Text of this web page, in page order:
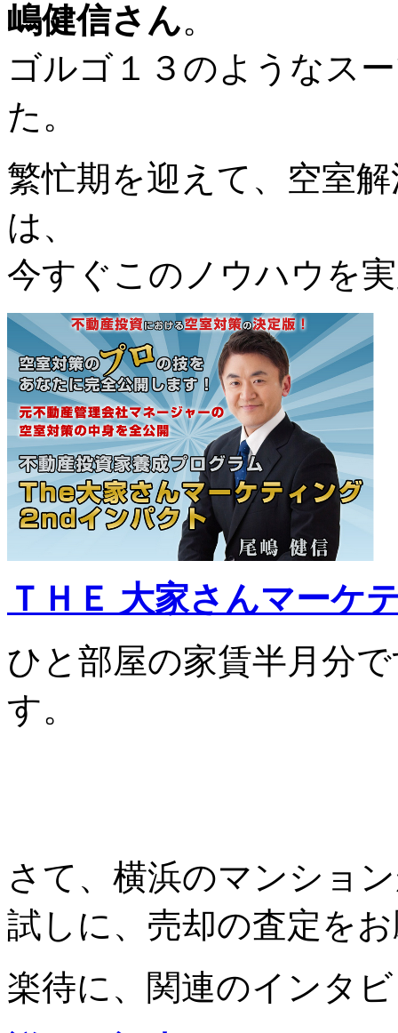
嶋健信さん。
ゴルゴ１３のようなス
た。
繁忙期を迎えて、空室
は、
今すぐこのノウハウを
ＴＨＥ 大家さんマーケ
ひと部屋の家賃半月分
す。
さて、横浜のマンショ
試しに、売却の査定を
楽待に、関連のインタ